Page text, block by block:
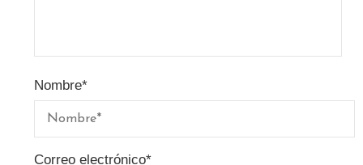
Nombre*
Correo electrónico*